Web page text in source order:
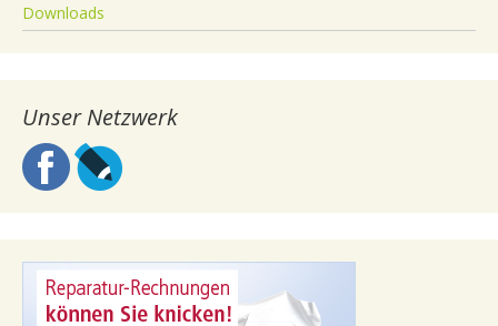
Downloads
Unser Netzwerk